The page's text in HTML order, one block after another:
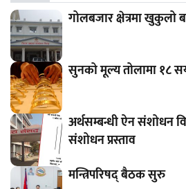
गोलबजार क्षेत्रमा खुकुलो
सुनको मूल्य तोलामा १८
अर्थसम्बन्धी ऐन संशोधन
संशोधन प्रस्ताव
मन्त्रिपरिषद् बैठक सुरु